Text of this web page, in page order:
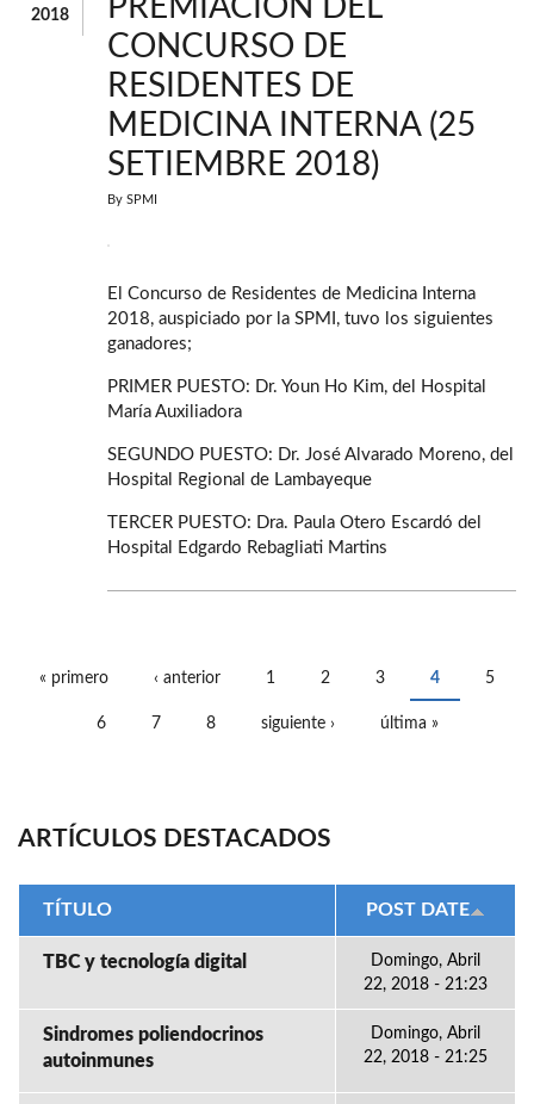
2018
PREMIACION DEL
CONCURSO DE
RESIDENTES DE
MEDICINA INTERNA (25
SETIEMBRE 2018)
By SPMI
El Concurso de Residentes de Medicina Interna
2018, auspiciado por la SPMI, tuvo los siguientes
ganadores;
PRIMER PUESTO: Dr. Youn Ho Kim, del Hospital
María Auxiliadora
SEGUNDO PUESTO: Dr. José Alvarado Moreno, del
Hospital Regional de Lambayeque
TERCER PUESTO: Dra. Paula Otero Escardó del
Hospital Edgardo Rebagliati Martins
« primero ‹ anterior 1 2 3 4 5
6 7 8 siguiente › última »
ARTÍCULOS DESTACADOS
TÍTULO POST DATE
TBC y tecnología digital
Domingo, Abril
22, 2018 - 21:23
Sindromes poliendocrinos
autoinmunes
Domingo, Abril
22, 2018 - 21:25